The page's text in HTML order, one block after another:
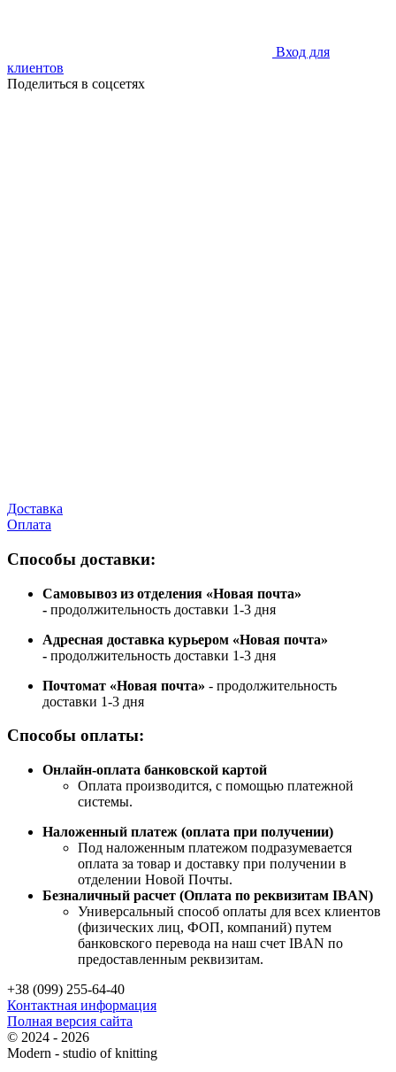
Вход для
клиентов
Поделиться в соцсетях
Доставка
Оплата
Способы доставки:
Самовывоз из отделения «Новая почта»
- продолжительность доставки 1-3 дня
Адресная доставка курьером «Новая почта»
- продолжительность доставки 1-3 дня
Почтомат «Новая почта» - продолжительность
доставки 1-3 дня
Способы оплаты:
Онлайн-оплата банковской картой
Оплата производится, с помощью платежной
системы.
Наложенный платеж (оплата при получении)
Под наложенным платежом подразумевается
оплата за товар и доставку при получении в
отделении Новой Почты.
Безналичный расчет (Оплата по реквизитам IBAN)
Универсальный способ оплаты для всех клиентов
(физических лиц, ФОП, компаний) путем
банковского перевода на наш счет IBAN по
предоставленным реквизитам.
+38 (099) 255-64-40
Контактная информация
Полная версия сайта
© 2024 - 2026
Modern - studio of knitting